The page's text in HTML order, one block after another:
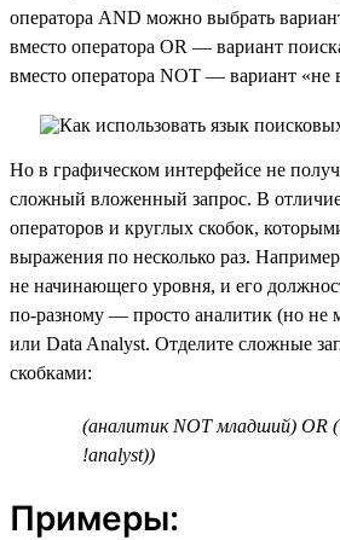
оператора AND можно выбрать
вместо оператора OR — вариант
вместо оператора NOT — вариант «не
Но в графическом интерфейсе не
сложный вложенный запрос. В
операторов и круглых скобок,
выражения по несколько раз.
не начинающего уровня, и его
по-разному — просто аналитик (но не
или Data Analyst. Отделите сложные
скобками:
(аналитик NOT младший) OR
!analyst))
Примеры: